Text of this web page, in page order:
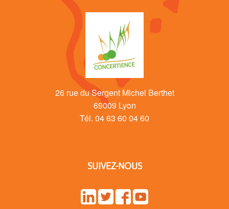
26 rue du Sergent Michel Berthet
69009 Lyon
Tél. 04 63 60 04 60
SUIVEZ-NOUS